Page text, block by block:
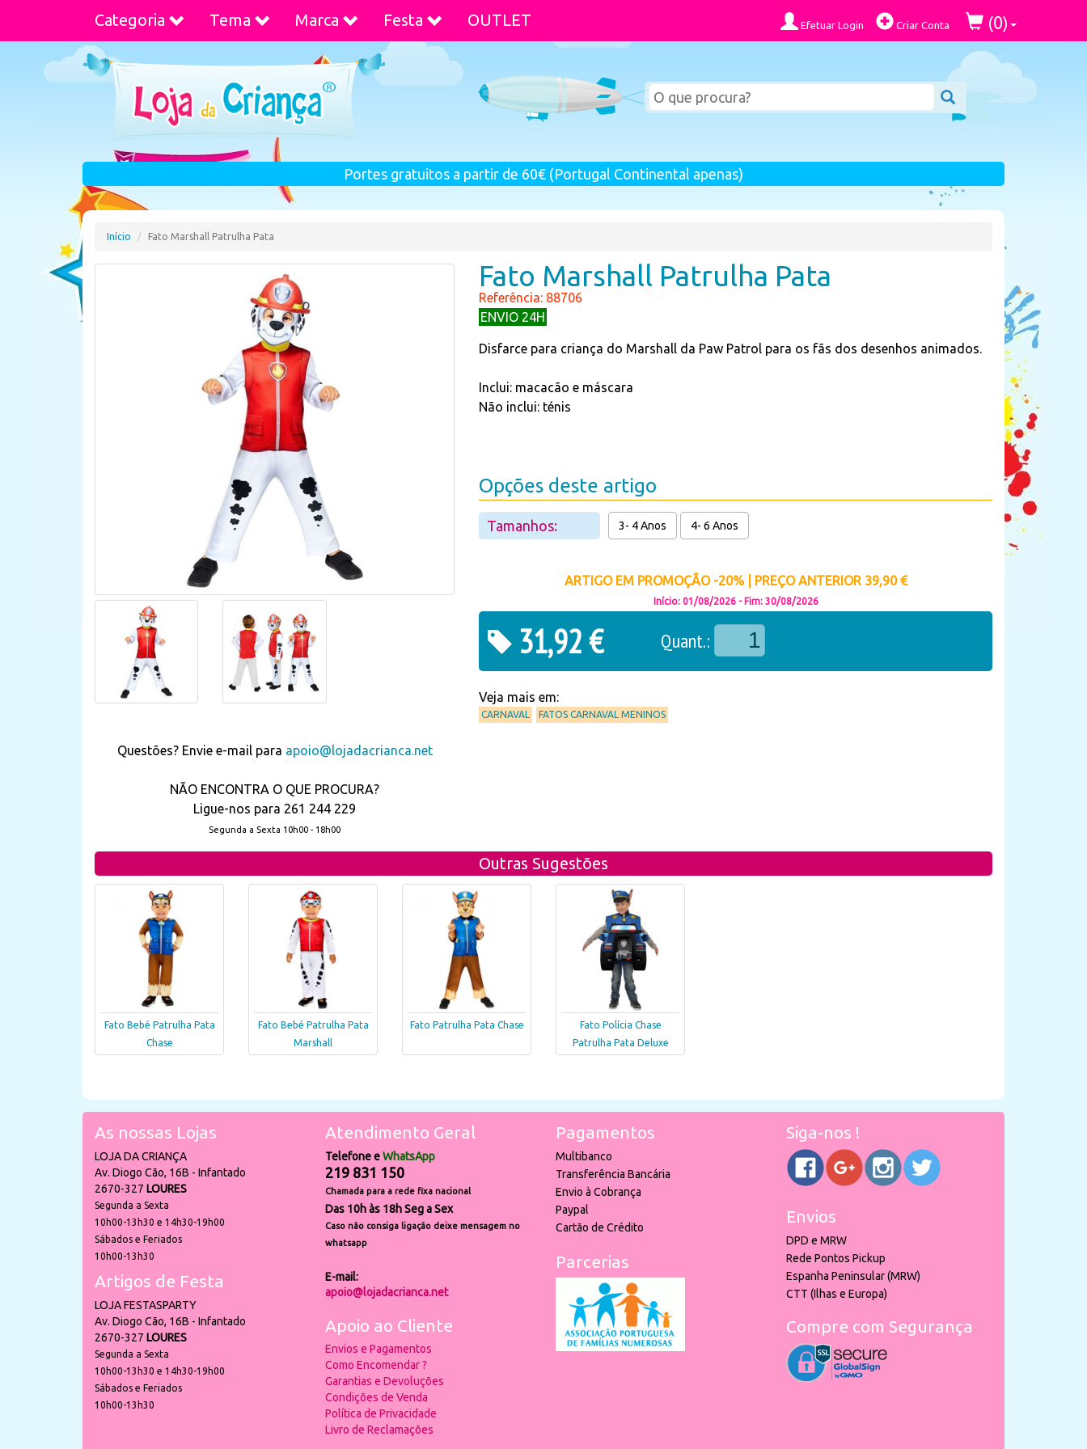
Categoria Tema Marca Festa OUTLET Efetuar Login Criar Conta (0)
Portes gratuitos a partir de 60€ (Portugal Continental apenas)
Início Fato Marshall Patrulha Pata
Questões? Envie e-mail para apoio@lojadacrianca.net
NÃO ENCONTRA O QUE PROCURA?
Ligue-nos para 261 244 229
Segunda a Sexta 10h00 - 18h00
Fato Marshall Patrulha Pata
Referência: 88706
ENVIO 24H
Disfarce para criança do Marshall da Paw Patrol para os fãs dos desenhos animados.
Inclui: macacão e máscara
Não inclui: ténis
Opções deste artigo
Tamanhos: 3- 4 Anos 4- 6 Anos
ARTIGO EM PROMOÇÃO -20% | PREÇO ANTERIOR 39,90 €
Início: 01/08/2026 - Fim: 30/08/2026
31,92 € Quant.:
Veja mais em:
CARNAVAL FATOS CARNAVAL MENINOS
Outras Sugestões
Fato Bebé Patrulha Pata
Chase
Fato Bebé Patrulha Pata
Marshall
Fato Patrulha Pata Chase
Fato Polícia Chase
Patrulha Pata Deluxe
As nossas Lojas
LOJA DA CRIANÇA
Av. Diogo Cão, 16B - Infantado
2670-327 LOURES
Segunda a Sexta
10h00-13h30 e 14h30-19h00
Sábados e Feriados
10h00-13h30
Artigos de Festa
LOJA FESTASPARTY
Av. Diogo Cão, 16B - Infantado
2670-327 LOURES
Segunda a Sexta
10h00-13h30 e 14h30-19h00
Sábados e Feriados
10h00-13h30
Atendimento Geral
Telefone eWhatsApp
219 831 150
Chamada para a rede fixa nacional
Das 10h às 18h Seg a Sex
Caso não consiga ligação deixe mensagem no
whatsapp
E-mail:
apoio@lojadacrianca.net
Apoio ao Cliente
Envios e Pagamentos
Como Encomendar ?
Garantias e Devoluções
Condições de Venda
Política de Privacidade
Livro de Reclamações
Pagamentos
Multibanco
Transferência Bancária
Envio à Cobrança
Paypal
Cartão de Crédito
Parcerias
Siga-nos !
Envios
DPD e MRW
Rede Pontos Pickup
Espanha Peninsular (MRW)
CTT (Ilhas e Europa)
Compre com Segurança